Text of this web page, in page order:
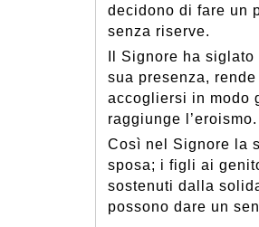
decidono di fare un
senza riserve.
Il Signore ha
sua presenza,
accogliersi in modo
raggiunge l’eroismo.
Così nel Signore la
sposa; i figli ai
sostenuti dalla
possono dare un